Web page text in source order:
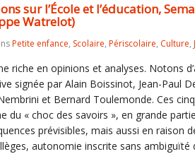
sur l’École et l’éducation,
Watrelot)
Petite enfance, Scolaire, Périscolaire, Culture,
riche en opinions et analyses. Notons
signée par Alain Boissinot, Jean-Paul
et Bernard Toulemonde. Ces
du « choc des savoirs », en grande
prévisibles, mais aussi en raison
autonomie inscrite sans ambiguïté